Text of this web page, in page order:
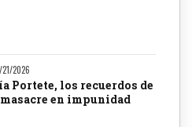
2026
Portete, los recuerdos de
en impunidad